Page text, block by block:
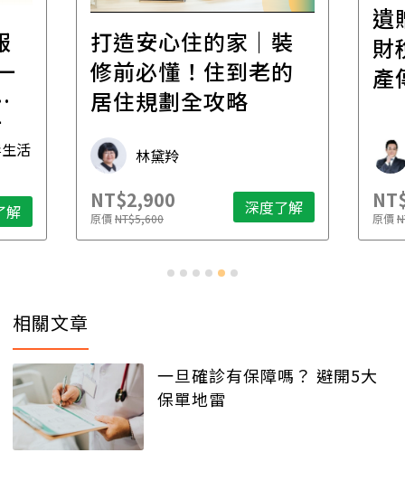
活
解
打造安心住的家｜裝
修前必懂！住到老的
居住規劃全攻略
林黛羚
NT$2,900
原價NT$5,600 深度了解
遺
財
產
原價
相關文章
一旦確診有保障嗎？ 避開5大
保單地雷